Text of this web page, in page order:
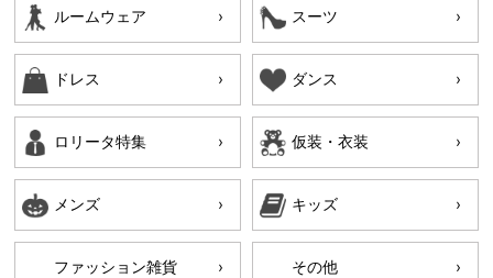
ルームウェア スーツ
ドレス ダンス
ロリータ特集 仮装・衣装
メンズ キッズ
ファッション雑貨 その他